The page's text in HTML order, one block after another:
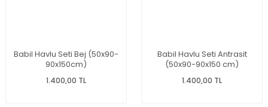
Babil Havlu Seti Bej (50x90-
90x150cm)
1.400,00 TL
Babil Havlu Seti Antrasit
(50x90-90x150 cm)
1.400,00 TL